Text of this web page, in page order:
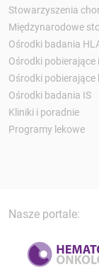
Stowarzyszenia
Międzynarodowe
Ośrodki badania
Ośrodki
Ośrodki
Ośrodki badania IS
Kliniki i poradnie
Programy lekowe
Nasze portale: